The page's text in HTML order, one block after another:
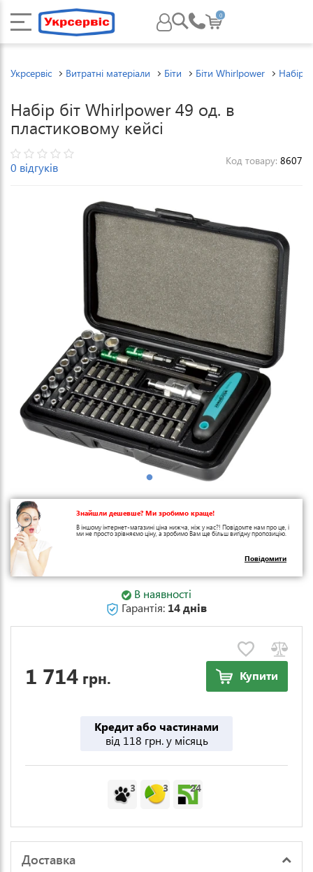
0
Укрсервіс Витратні матеріали Біти Біти Whirlpower Набір
Набір біт Whirlpower 49 од. в
пластиковому кейсі
0 відгуків Код товару: 8607
Знайшли дешевше? Ми зробимо краще!
В іншому інтернет-магазині ціна нижча, ніж у нас?! Повідомте нам про це, і
ми не просто зрівняємо ціну, а зробимо Вам ще більш вигідну пропозицію.
Повідомити
В наявності
Гарантія: 14 днів
1 714 грн. Купити
Кредит або частинами
від 118 грн. у місяць
3 3 24
Доставка